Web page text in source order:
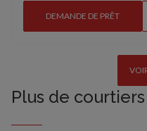
DEMANDE DE PRÊT
Plus de